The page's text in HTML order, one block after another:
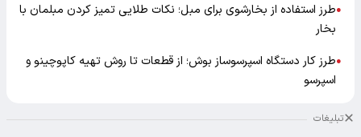
●طرز استفاده از بخارشوی برای مبل؛ نکات طلایی تمیز کردن مبلمان با
بخار
●طرز کار دستگاه اسپرسوساز بوش؛ از قطعات تا روش تهیه کاپوچینو و
اسپرسو
تبلیغات